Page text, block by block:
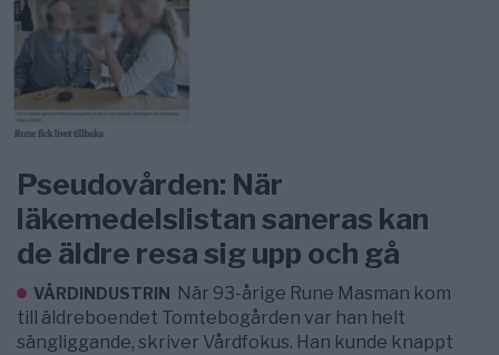
Pseudovården: När
läkemedelslistan saneras kan
de äldre resa sig upp och gå
VÅRDINDUSTRIN När 93-årige Rune Masman kom
till äldreboendet Tomtebogården var han helt
sängliggande, skriver Vårdfokus. Han kunde knappt